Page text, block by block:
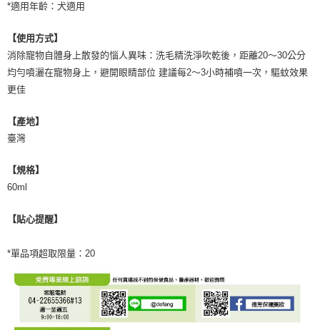
*適用年齡：犬適用
【使用方式】
消除寵物自體身上散發的惱人異味：洗毛精洗淨吹乾後，距離20～30公分
均勻噴灑在寵物身上，避開眼睛部位 建議每2～3小時補噴一次，驅蚊效果
更佳
【產地】
臺灣
【規格】
60ml
【貼心提醒】
*單品項超取限量：20